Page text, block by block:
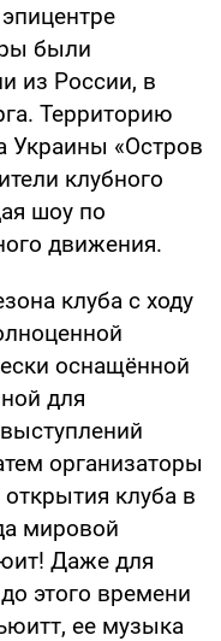
были
из России, в
Территорию
Украины «Остров
клубного
шоу по
движения.
клуба с ходу
оснащённой
для
организаторы
клуба в
мировой
Даже для
этого времени
ее музыка